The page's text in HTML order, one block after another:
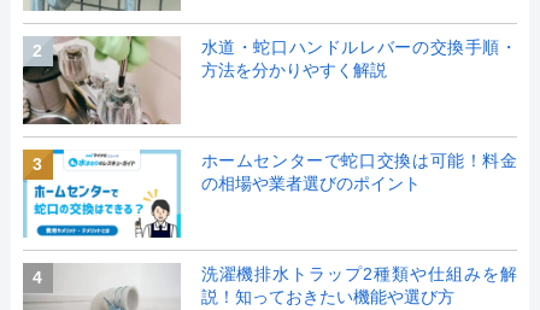
2
水道・蛇口ハンドルレバーの交換手順・
方法を分かりやすく解説
3
ホームセンターで蛇口交換は可能！料金
の相場や業者選びのポイント
4
洗濯機排水トラップ2種類や仕組みを解
説！知っておきたい機能や選び方